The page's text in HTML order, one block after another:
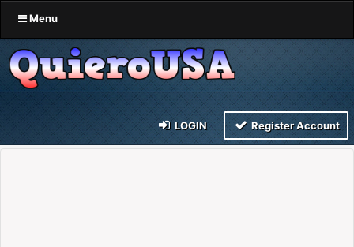
Menu
LOGIN Register Account